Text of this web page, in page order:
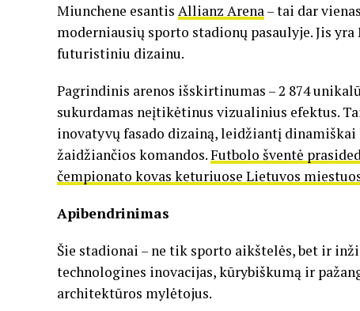
Miunchene esantis Allianz Arena– tai dar
moderniausių sporto stadionų pasaulyje. Jis
futuristiniu dizainu.
Pagrindinis arenos išskirtinumas – 2 874
sukurdamas neįtikėtinus vizualinius efektus.
inovatyvų fasado dizainą, leidžiantį
žaidžiančios komandos.Futbolo šventė
čempionato kovas keturiuose Lietuvos
Apibendrinimas
Šie stadionai – ne tik sporto aikštelės, bet ir
technologines inovacijas, kūrybiškumą ir
architektūros mylėtojus.